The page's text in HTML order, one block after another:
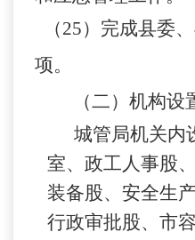
（25）完成县委
项。
（二）机构设
城管局机关内
室、政工人事股
装备股、安全生
行政审批股、市